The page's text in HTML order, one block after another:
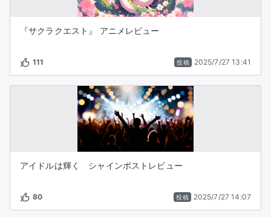
『サクラクエスト』 アニメレビュー
111 投稿 2025/7/27 13:41
アイドルは輝く シャインポストレビュー
80 投稿 2025/7/27 14:07